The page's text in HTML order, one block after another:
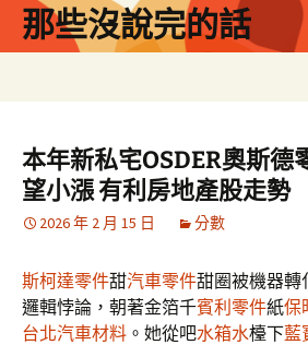
那些沒說完的話
本年新私宅OSDER奧斯德
望小漲 有利房地產股走勢
2026 年 2 月 15 日 分數
斯柯達零件甜汽車零件甜圈被機器轉
邏輯悖論，朝著金箔千賓利零件紙保
台北汽車材料 。她從吧水箱水檯下藍